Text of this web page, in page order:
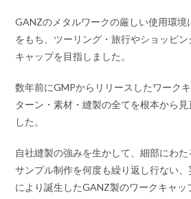
GANZのメタルワークの厳しい使用環境
をもち、ツーリング・旅行やショッピ
キャップを目指しました。
数年前にGMPからリリースしたワーク
ターン・素材・縫製の全てを根本から
した。
自社縫製の強みを生かして、細部にわ
サンプル制作を何度も繰り返し行ない
により誕生したGANZ製のワークキャッ